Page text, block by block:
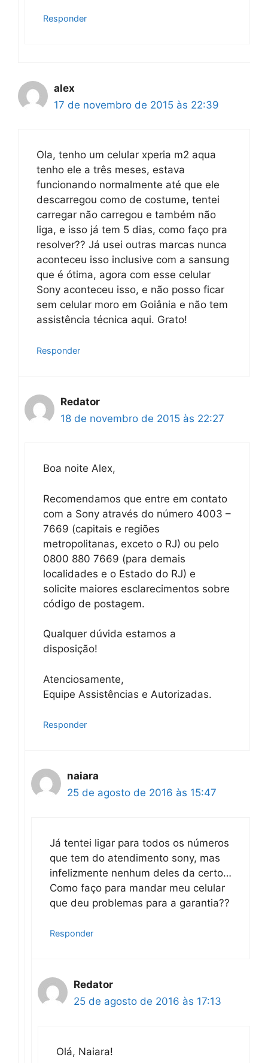
Responder
alex
17 de novembro de 2015 às 22:39
Ola, tenho um celular xperia m2 aqua
tenho ele a três meses, estava
funcionando normalmente até que ele
descarregou como de costume, tentei
carregar não carregou e também não
liga, e isso já tem 5 dias, como faço pra
resolver?? Já usei outras marcas nunca
aconteceu isso inclusive com a sansung
que é ótima, agora com esse celular
Sony aconteceu isso, e não posso ficar
sem celular moro em Goiânia e não tem
assistência técnica aqui. Grato!
Responder
Redator
18 de novembro de 2015 às 22:27
Boa noite Alex,
Recomendamos que entre em contato
com a Sony através do número 4003 –
7669 (capitais e regiões
metropolitanas, exceto o RJ) ou pelo
0800 880 7669 (para demais
localidades e o Estado do RJ) e
solicite maiores esclarecimentos sobre
código de postagem.
Qualquer dúvida estamos a
disposição!
Atenciosamente,
Equipe Assistências e Autorizadas.
Responder
naiara
25 de agosto de 2016 às 15:47
Já tentei ligar para todos os números
que tem do atendimento sony, mas
infelizmente nenhum deles da certo…
Como faço para mandar meu celular
que deu problemas para a garantia??
Responder
Redator
25 de agosto de 2016 às 17:13
Olá, Naiara!